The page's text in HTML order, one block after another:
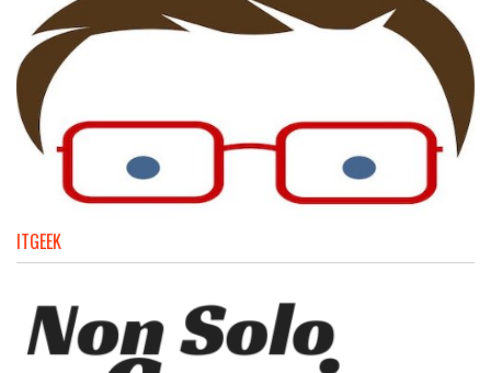
ITGEEK